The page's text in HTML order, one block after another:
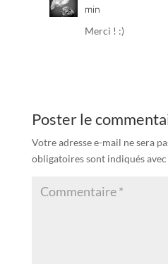
min
Merci ! :)
Poster le
Votre adresse e-mail ne sera
obligatoires sont indiqués avec